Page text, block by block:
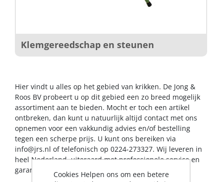
Klemgereedschap en steunen
Hier vindt u alles op het gebied van krikken. De Jong &
Roos BV probeert u op dit gebied een zo breed mogelijk
assortiment aan te bieden. Mocht er toch een artikel
ontbreken, dan kunt u natuurlijk altijd contact met ons
opnemen voor een vakkundig advies en/of bestelling
tegen een scherpe prijs. U kunt ons bereiken via
info@jrs.nl of telefonisch op 0224-273327. Wij leveren in
heel Nederland, uiteraard met professionele service en
garantievoorwaarden.Cookies Helpen ons om een betere